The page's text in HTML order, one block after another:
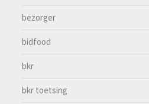
bezorger
bidfood
bkr
bkr toetsing